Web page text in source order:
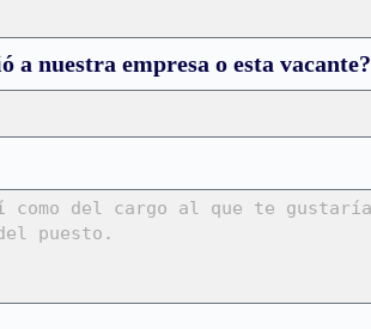
a nuestra empresa o esta vacante?